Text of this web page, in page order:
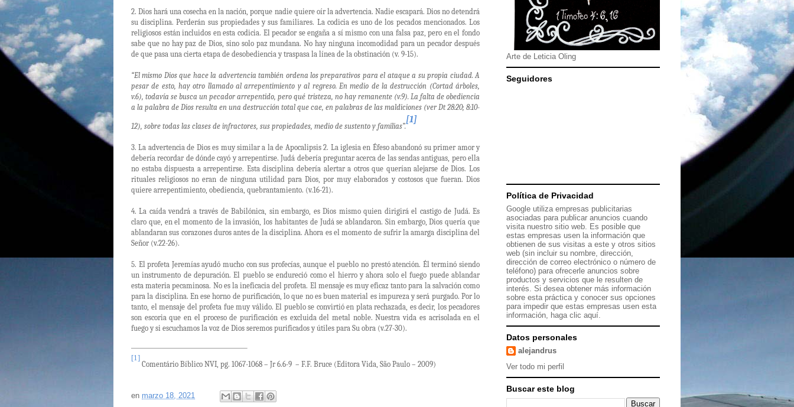
2. Dios hará una cosecha en la nación, porque nadie quiere oír la advertencia. Nadie escapará. Dios no detendrá
su disciplina. Perderán sus propiedades y sus familiares. La codicia es uno de los pecados mencionados. Los
religiosos están incluidos en esta codicia. El pecador se engaña a sí mismo con una falsa paz, pero en el fondo
sabe que no hay paz de Dios, sino solo paz mundana. No hay ninguna incomodidad para un pecador después
de que pasa una cierta etapa de desobediencia y traspasa la línea de la obstinación (v. 9-15).
“El mismo Dios que hace la advertencia también ordena los preparativos para el ataque a su propia ciudad. A
pesar de esto, hay otro llamado al arrepentimiento y al regreso. En medio de la destrucción (Cortad árboles,
v.6), todavía se busca un pecador arrepentido, pero qué tristeza, no hay remanente (v.9). La falta de obediencia
a la palabra de Dios resulta en una destrucción total que cae, en palabras de las maldiciones (ver Dt 28:20; 8:10-
12), sobre todas las clases de infractores, sus propiedades, medio de sustento y familias”.
[1]
3. La advertencia de Dios es muy similar a la de Apocalipsis 2. La iglesia en Éfeso abandonó su primer amor y
debería recordar de dónde cayó y arrepentirse. Judá debería preguntar acerca de las sendas antiguas, pero ella
no estaba dispuesta a arrepentirse. Esta disciplina debería alertar a otros que querían alejarse de Dios. Los
rituales religiosos no eran de ninguna utilidad para Dios, por muy elaborados y costosos que fueran. Dios
quiere arrepentimiento, obediencia, quebrantamiento. (v.16-21).
4. La caída vendrá a través de Babilónica, sin embargo, es Dios mismo quien dirigirá el castigo de Judá. Es
claro que, en el momento de la invasión, los habitantes de Judá se ablandaron. Sin embargo, Dios quería que
ablandaran sus corazones duros antes de la disciplina. Ahora es el momento de sufrir la amarga disciplina del
Señor (v.22-26).
5. El profeta Jeremías ayudó mucho con sus profecías, aunque el pueblo no prestó atención. Él terminó siendo
un instrumento de depuración. El pueblo se endureció como el hierro y ahora solo el fuego puede ablandar
esta materia pecaminosa. No es la ineficacia del profeta. El mensaje es muy eficaz tanto para la salvación como
para la disciplina. En ese horno de purificación, lo que no es buen material es impureza y será purgado. Por lo
tanto, el mensaje del profeta fue muy válido. El pueblo se convirtió en plata rechazada, es decir, los pecadores
son escoria que en el proceso de purificación es excluida del metal noble. Nuestra vida es acrisolada en el
fuego y si escuchamos la voz de Dios seremos purificados y útiles para Su obra (v.27-30).
[1]
Comentário Bíblico NVI, pg. 1067-1068 – Jr 6.6-9 – F.F. Bruce (Editora Vida, São Paulo – 2009)
en marzo 18, 2021
Arte de Leticia Oling
Seguidores
Política de Privacidad
Google utiliza empresas publicitarias
asociadas para publicar anuncios cuando
visita nuestro sitio web. Es posible que
estas empresas usen la información que
obtienen de sus visitas a este y otros sitios
web (sin incluir su nombre, dirección,
dirección de correo electrónico o número de
teléfono) para ofrecerle anuncios sobre
productos y servicios que le resulten de
interés. Si desea obtener más información
sobre esta práctica y conocer sus opciones
para impedir que estas empresas usen esta
información, haga clic aquí.
Datos personales
alejandrus
Ver todo mi perfil
Buscar este blog